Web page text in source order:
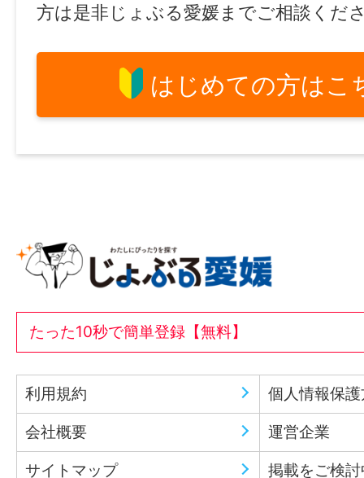
方は是非じょぶる愛媛までご相談くだ
はじめての方はこ
たった10秒で簡単登録【無料】
利用規約 個人情報保
会社概要 運営企業
サイトマップ 掲載をご検